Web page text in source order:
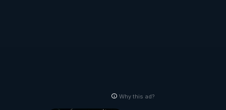
Why this ad?